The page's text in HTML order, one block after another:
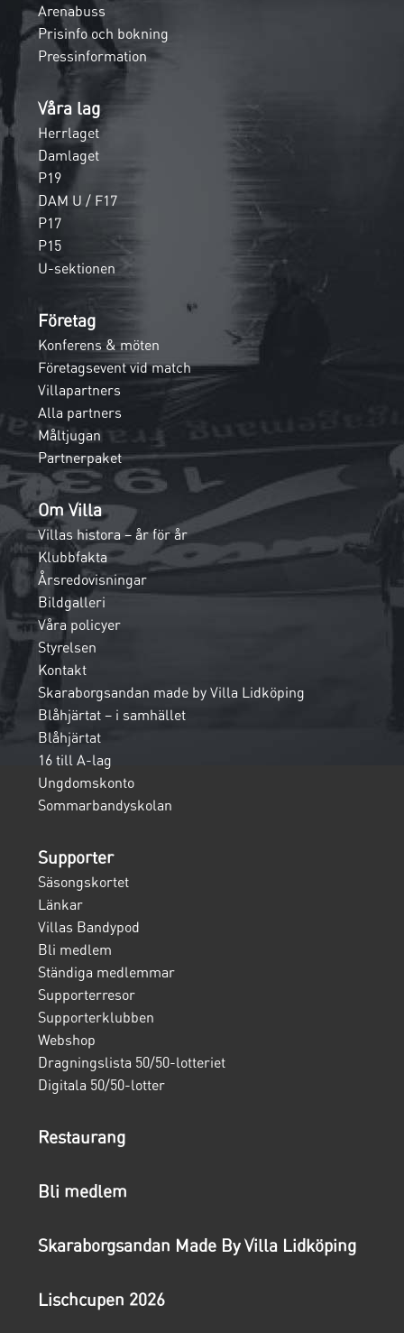
Arenabuss
Prisinfo och bokning
Pressinformation
Våra lag
Herrlaget
Damlaget
P19
DAM U / F17
P17
P15
U-sektionen
Företag
Konferens & möten
Företagsevent vid match
Villapartners
Alla partners
Måltjugan
Partnerpaket
Om Villa
Villas histora – år för år
Klubbfakta
Årsredovisningar
Bildgalleri
Våra policyer
Styrelsen
Kontakt
Skaraborgsandan made by Villa Lidköping
Blåhjärtat – i samhället
Blåhjärtat
16 till A-lag
Ungdomskonto
Sommarbandyskolan
Supporter
Säsongskortet
Länkar
Villas Bandypod
Bli medlem
Ständiga medlemmar
Supporterresor
Supporterklubben
Webshop
Dragningslista 50/50-lotteriet
Digitala 50/50-lotter
Restaurang
Bli medlem
Skaraborgsandan Made By Villa Lidköping
Lischcupen 2026